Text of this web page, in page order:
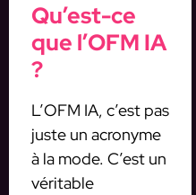
Qu’est-ce
que l’OFM IA
?
L’OFM IA, c’est pas
juste un acronyme
à la mode. C’est un
véritable